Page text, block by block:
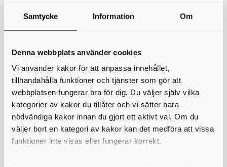
Samtycke Information Om
Denna webbplats använder cookies
Vi använder kakor för att anpassa innehållet,
tillhandahålla funktioner och tjänster som gör att
webbplatsen fungerar bra för dig. Du väljer själv vilka
kategorier av kakor du tillåter och vi sätter bara
nödvändiga kakor innan du gjort ett aktivt val. Om du
väljer bort en kategori av kakor kan det medföra att vissa
funktioner inte visas eller fungerar korrekt.
trasiga att det omöjliggör eller avsevärt försvårar
fulla med djurhår slängas i restavfallet från den 1 oktober.
Hela, rena och torra textilier ska även fortsättningsvis lämnas
för återbruk eller återvinning.
Bakgrunden till de nya reglerna är att mängden insamlade
textilier ökat kraftigt under året, vilket lett till överfulla
behållare och problem för de organisationer och företag som
tar emot och sorterar materialet.
Kom ihåg: